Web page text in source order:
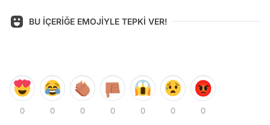
BU İÇERİĞE EMOJİYLE TEPKİ VER!
0 0 0 0 0 0 0